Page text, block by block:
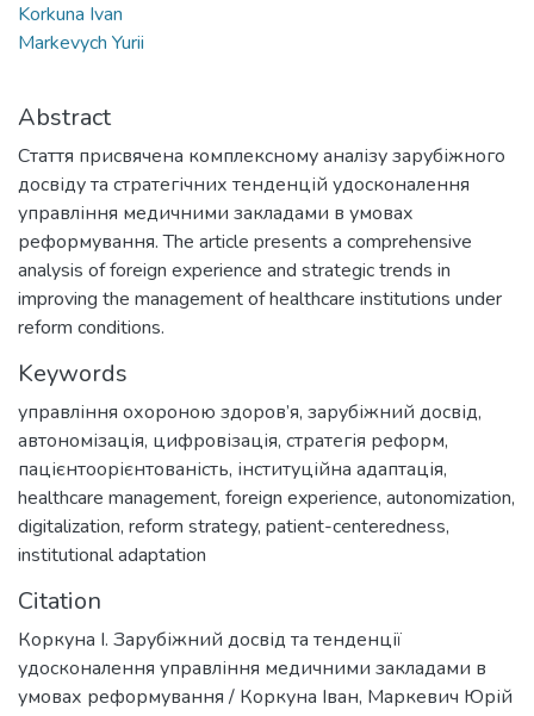
Korkuna Ivan
Markevych Yurii
Abstract
Стаття присвячена комплексному аналізу зарубіжного
досвіду та стратегічних тенденцій удосконалення
управління медичними закладами в умовах
реформування. The article presents a comprehensive
analysis of foreign experience and strategic trends in
improving the management of healthcare institutions under
reform conditions.
Keywords
управління охороною здоров’я, зарубіжний досвід,
автономізація, цифровізація, стратегія реформ,
пацієнтоорієнтованість, інституційна адаптація,
healthcare management, foreign experience, autonomization,
digitalization, reform strategy, patient-centeredness,
institutional adaptation
Citation
Коркуна І. Зарубіжний досвід та тенденції
удосконалення управління медичними закладами в
умовах реформування / Коркуна Іван, Маркевич Юрій